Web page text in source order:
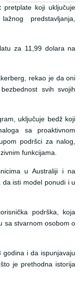
pretplate koji uključuje
predstavljanja,
za 11,99 dolara na
rekao je da oni
svih svojih
uključuje bedž koji
sa proaktivnom
podršci za nalog,
funkcijama.
u Australiji i na
isti model ponudi i u
podrška, koja
sa stvarnom osobom o
godina i da ispunjavaju
je prethodna istorija